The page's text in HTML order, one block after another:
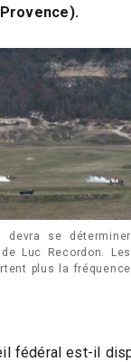
devra se déterminer
Luc Recordon. Les
plus la fréquence
fédéral est-il